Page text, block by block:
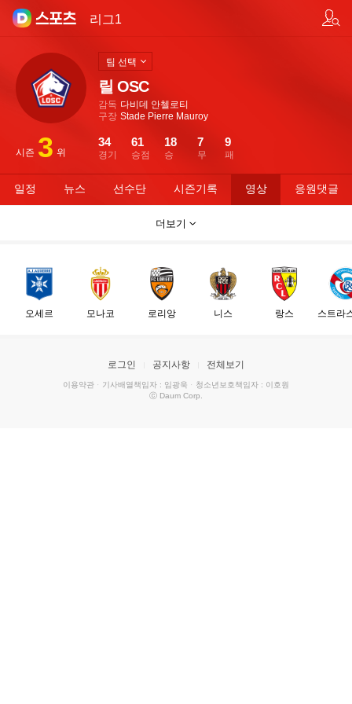
리그1
릴 OSC
감독 다비데 안첼로티
구장 Stade Pierre Mauroy
시즌 3 위 경기
34
승점
61
승
18
무
7
패
9
팀 선택
일정 뉴스 선수단 시즌기록 영상 응원댓글
더보기
오세르 모나코 로리앙 니스 랑스 스트라
로그인 공지사항 전체보기
이용약관 · 기사배열책임자 : 임광욱 · 청소년보호책임자 : 이호원
ⓒ Daum Corp.